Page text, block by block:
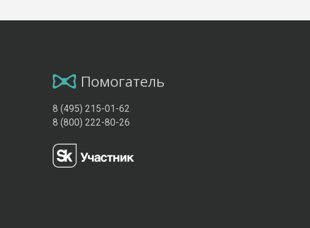
Помогатель
8 (495) 215-01-62
8 (800) 222-80-26